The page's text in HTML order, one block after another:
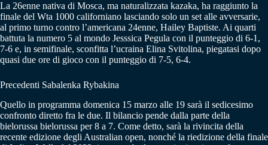
La 26enne nativa di Mosca, ma naturalizzata kazaka, ha raggiunto la
finale del Wta 1000 californiano lasciando solo un set alle avversarie,
al primo turno contro l’americana 24enne, Hailey Baptiste. Ai quarti
battuta la numero 5 al mondo Jesssica Pegula con il punteggio di 6-1,
7-6 e, in semifinale, sconfitta l’ucraina Elina Svitolina, piegatasi dopo
quasi due ore di gioco con il punteggio di 7-5, 6-4.
Precedenti Sabalenka Rybakina
Quello in programma domenica 15 marzo alle 19 sarà il sedicesimo
confronto diretto fra le due. Il bilancio pende dalla parte della
bielorussa bielorussa per 8 a 7. Come detto, sarà la rivincita della
recente edizione degli Australian open, nonché la riedizione della finale